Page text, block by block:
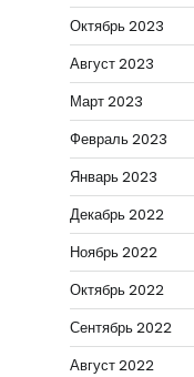
Октябрь 2023
Август 2023
Март 2023
Февраль 2023
Январь 2023
Декабрь 2022
Ноябрь 2022
Октябрь 2022
Сентябрь 2022
Август 2022